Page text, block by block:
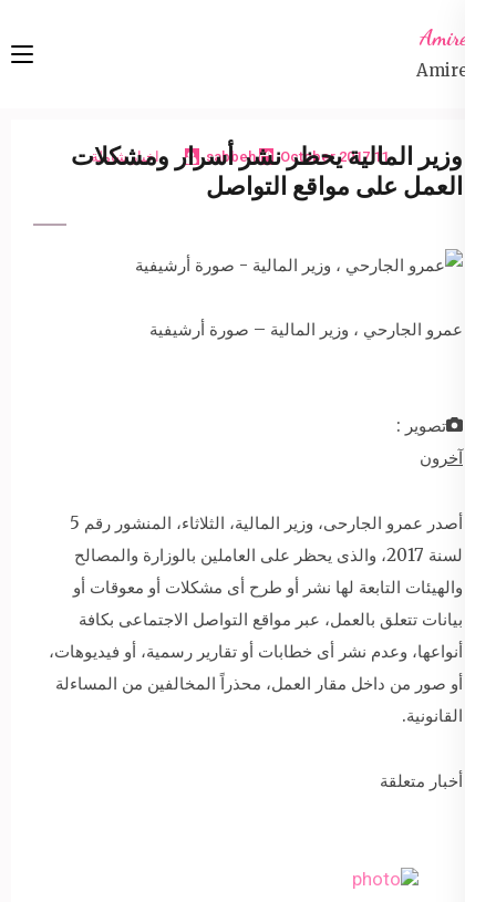
content
Amireta
Amireta
11 October 2017
sabbeh اخبار شاملة
وزير المالية يحظر نشر أسرار ومشكلات
العمل على مواقع التواصل
عمرو الجارحي ، وزير المالية – صورة أرشيفية
تصوير :
آخرون
أصدر عمرو الجارحى، وزير المالية، الثلاثاء، المنشور رقم 5
لسنة 2017، والذى يحظر على العاملين بالوزارة والمصالح
والهيئات التابعة لها نشر أو طرح أى مشكلات أو معوقات أو
بيانات تتعلق بالعمل، عبر مواقع التواصل الاجتماعى بكافة
أنواعها، وعدم نشر أى خطابات أو تقارير رسمية، أو فيديوهات،
أو صور من داخل مقار العمل، محذراً المخالفين من المساءلة
القانونية.
أخبار متعلقة